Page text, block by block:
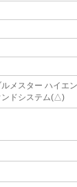
メスター ハイエ
ンドシステム(△)